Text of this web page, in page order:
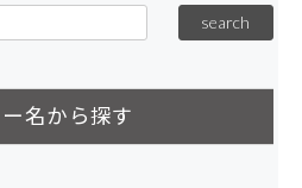
名から探す